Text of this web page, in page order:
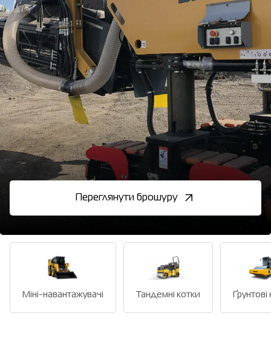
Переглянути брошуру
Міні-навантажувачі Тандемні котки